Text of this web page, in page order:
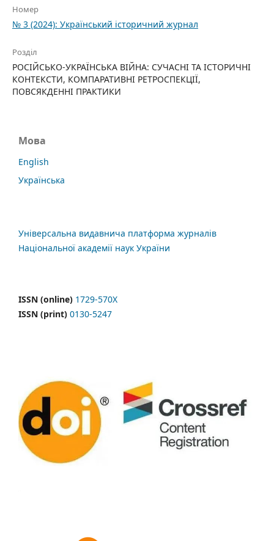
Номер
№ 3 (2024): Український історичний журнал
Розділ
РОСІЙСЬКО-УКРАЇНСЬКА ВІЙНА: СУЧАСНІ ТА ІСТОРИЧНІ
КОНТЕКСТИ, КОМПАРАТИВНІ РЕТРОСПЕКЦІЇ,
ПОВСЯКДЕННІ ПРАКТИКИ
Мова
English
Українська
Універсальна видавнича платформа журналів
Національної академії наук України
ISSN (online) 1729-570X
ISSN (print) 0130-5247